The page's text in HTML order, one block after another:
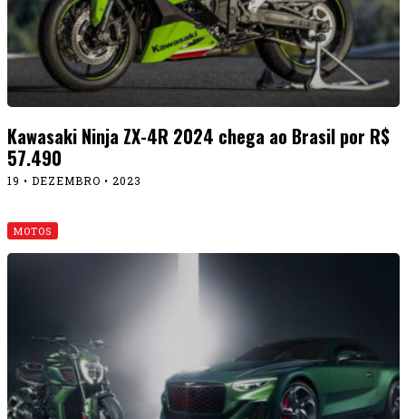
Kawasaki Ninja ZX-4R 2024 chega ao Brasil por R$
57.490
19 • DEZEMBRO • 2023
MOTOS